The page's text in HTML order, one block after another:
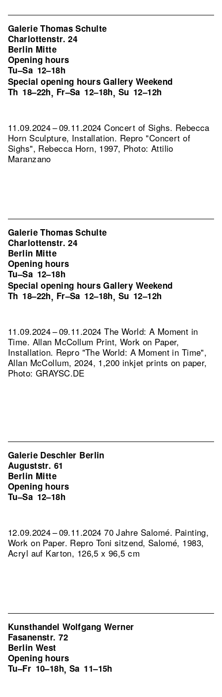
Galerie Thomas Schulte
Charlottenstr. 24
Berlin Mitte
Opening hours
Tu–Sa 12–18h
Special opening hours Gallery Weekend
Th 18–22h, Fr–Sa 12–18h, Su 12–12h
11.09.2024 – 09.11.2024 Concert of Sighs. Rebecca
Horn Sculpture, Installation. Repro "Concert of
Sighs", Rebecca Horn, 1997, Photo: Attilio
Maranzano
Galerie Thomas Schulte
Charlottenstr. 24
Berlin Mitte
Opening hours
Tu–Sa 12–18h
Special opening hours Gallery Weekend
Th 18–22h, Fr–Sa 12–18h, Su 12–12h
11.09.2024 – 09.11.2024 The World: A Moment in
Time. Allan McCollum Print, Work on Paper,
Installation. Repro "The World: A Moment in Time",
Allan McCollum, 2024, 1,200 inkjet prints on paper,
Photo: GRAYSC.DE
Galerie Deschler Berlin
Auguststr. 61
Berlin Mitte
Opening hours
Tu–Sa 12–18h
12.09.2024 – 09.11.2024 70 Jahre Salomé. Painting,
Work on Paper. Repro Toni sitzend, Salomé, 1983,
Acryl auf Karton, 126,5 x 96,5 cm
Kunsthandel Wolfgang Werner
Fasanenstr. 72
Berlin West
Opening hours
Tu–Fr 10–18h, Sa 11–15h